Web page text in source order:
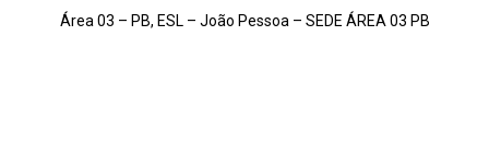
Área 03 – PB, ESL – João Pessoa – SEDE ÁREA 03 PB